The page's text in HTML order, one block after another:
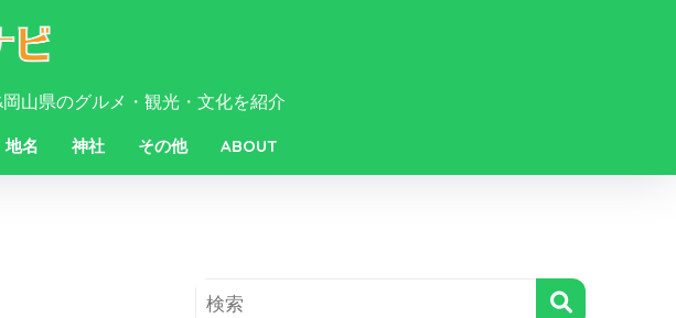
山県のグルメ・観光・文化を紹介
地名 神社 その他 ABOUT